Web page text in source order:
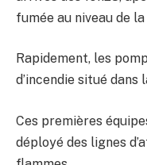
fumée au niveau de
Rapidement, les
d’incendie situé dans
Ces premières
déployé des lignes